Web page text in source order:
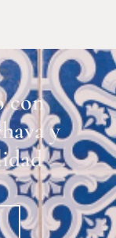
con
y